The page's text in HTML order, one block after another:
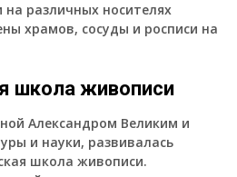
различных носителях
храмов, сосуды и росписи на
школа живописи
Александром Великим и
и науки, развивалась
школа живописи.